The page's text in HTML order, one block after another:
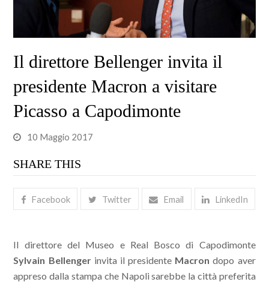
Il direttore Bellenger invita il
presidente Macron a visitare
Picasso a Capodimonte
10 Maggio 2017
SHARE THIS
Facebook Twitter Email LinkedIn
Il direttore del Museo e Real Bosco di Capodimonte
Sylvain Bellengerinvita il presidente Macron dopo aver
appreso dalla stampa che Napoli sarebbe la città preferita